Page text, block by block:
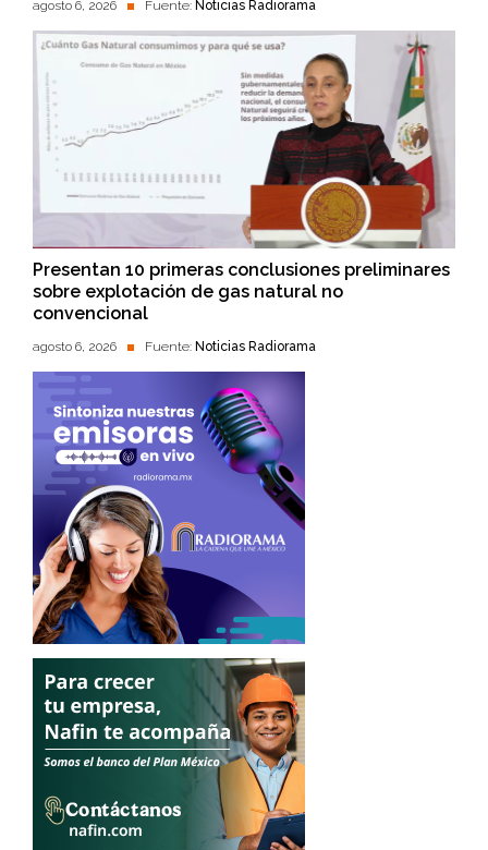
agosto 6, 2026 Fuente: Noticias Radiorama
Presentan 10 primeras conclusiones preliminares
sobre explotación de gas natural no
convencional
agosto 6, 2026 Fuente: Noticias Radiorama